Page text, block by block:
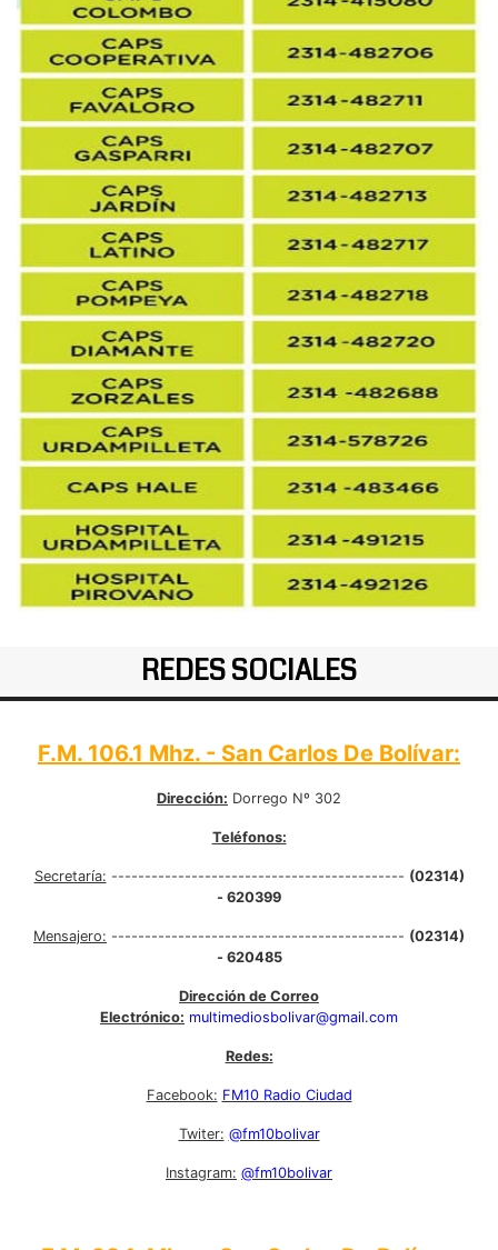
REDES SOCIALES
F.M. 106.1 Mhz. - San Carlos De Bolívar:
Dirección: Dorrego Nº 302
Teléfonos:
Secretaría: -------------------------------------------- (02314)
- 620399
Mensajero: -------------------------------------------- (02314)
- 620485
Dirección de Correo
Electrónico: multimediosbolivar@gmail.com
Redes:
Facebook: FM10 Radio Ciudad
Twiter: @fm10bolivar
Instagram: @fm10bolivar